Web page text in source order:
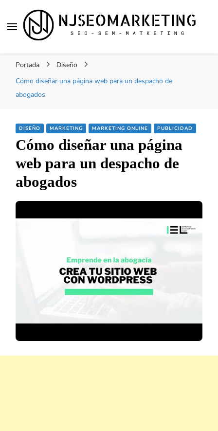
ACTUALIDAD
personal, desarrollo web, app, y lo que no te
imaginas…
Portada
Diseño
Cómo diseñar una página web para un despacho de
abogados
DISEÑO MARKETING MARKETING ONLINE PUBLICIDAD
Cómo diseñar una página
web para un despacho de
abogados